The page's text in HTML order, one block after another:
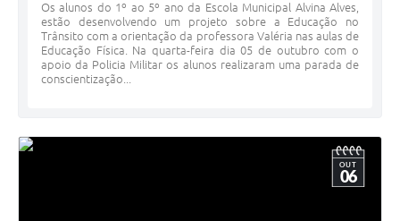
Os alunos do 1º ao 5º ano da Escola Municipal Alvina Alves,
estão desenvolvendo um projeto sobre a Educação no
Trânsito com a orientação da professora Valéria nas aulas de
Educação Física. Na quarta-feira dia 05 de outubro com o
apoio da Policia Militar os alunos realizaram uma parada de
conscientização...
OUT
06